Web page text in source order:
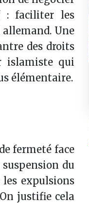
: faciliter les
Une
des droits
islamiste qui
élémentaire.
fermeté face
du
expulsions
justifie cela